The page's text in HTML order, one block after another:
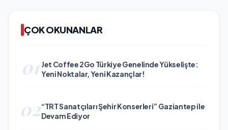
ÇOK OKUNANLAR
01 Jet Coffee 2Go Türkiye Genelinde Yükselişte:
Yeni Noktalar, Yeni Kazançlar!
02“TRT Sanatçıları Şehir Konserleri” Gaziantep ile
Devam Ediyor